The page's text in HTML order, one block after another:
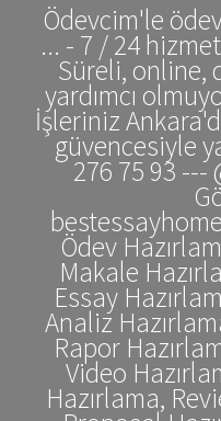
Ödevcim'le
... - 7 / 24
Süreli, online,
yardımcı
İşleriniz
güvencesiyle
276 75 93 ---
Ödev
Makale
Essay
Analiz
Rapor
Video
Hazırlama,